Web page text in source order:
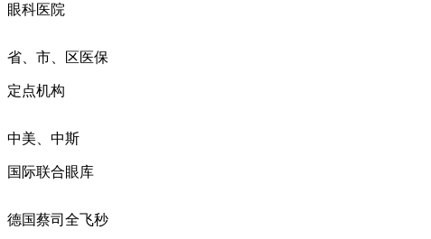
眼科医院
省、市、区医保
定点机构
中美、中斯
国际联合眼库
德国蔡司全飞秒